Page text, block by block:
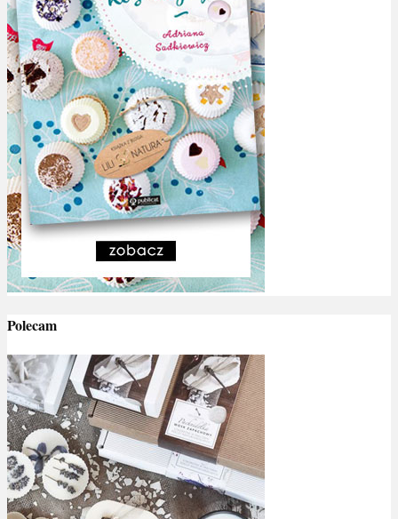
Polecam